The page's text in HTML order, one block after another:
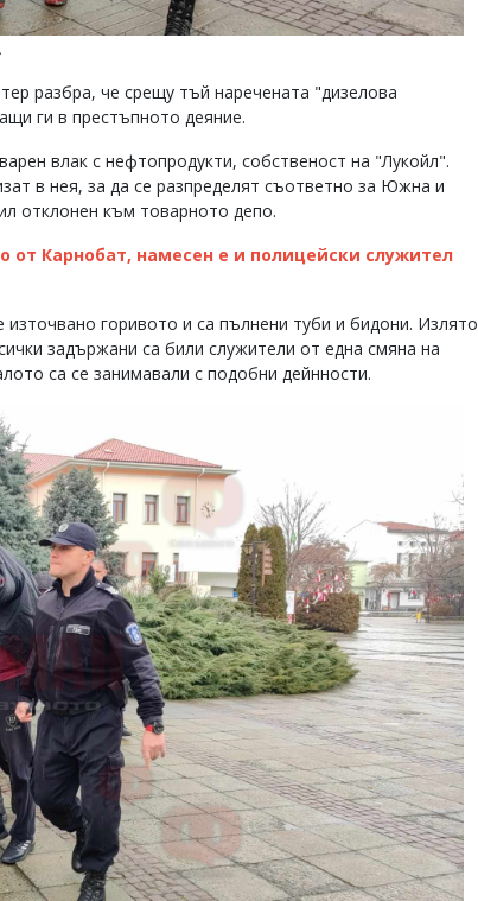
разбра, че срещу тъй наречената "дизелова
ги в престъпното деяние.
влак с нефтопродукти, собственост на "Лукойл".
в нея, за да се разпределят съответно за Южна и
отклонен към товарното депо.
от Карнобат, намесен е и полицейски служител
източвано горивото и са пълнени туби и бидони. Излято
задържани са били служители от една смяна на
са се занимавали с подобни дейнности.